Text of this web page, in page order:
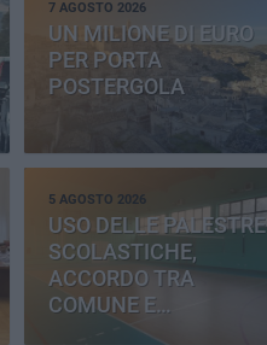
7 AGOSTO 2026
UN MILIONE DI EURO
PER PORTA
POSTERGOLA
5 AGOSTO 2026
USO DELLE PALESTRE
SCOLASTICHE,
ACCORDO TRA
COMUNE E
PROVINCIA